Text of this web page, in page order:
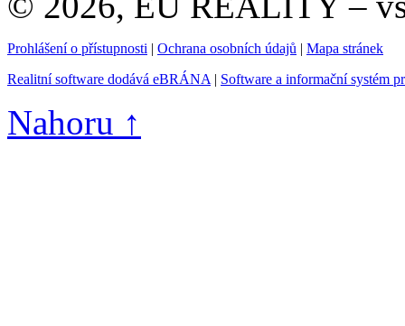
Prohlášení o přístupnosti | Ochrana osobních údajů | Mapa stránek
Realitní software dodává eBRÁNA | Software a informační systém
Nahoru ↑